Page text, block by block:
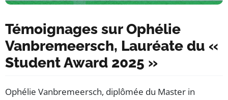
Témoignages sur Ophélie
Vanbremeersch, Lauréate du «
Student Award 2025 »
Ophélie Vanbremeersch, diplômée du Master in